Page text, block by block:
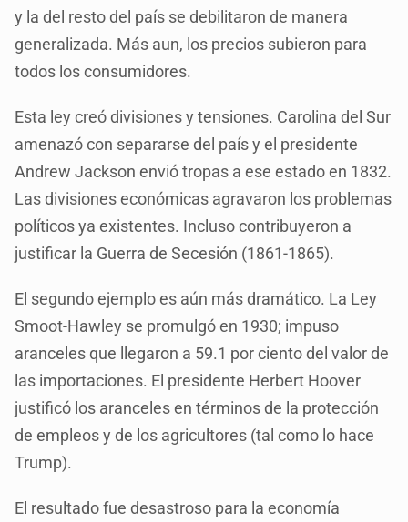
y la del resto del país se debilitaron de manera
generalizada. Más aun, los precios subieron para
todos los consumidores.
Esta ley creó divisiones y tensiones. Carolina del Sur
amenazó con separarse del país y el presidente
Andrew Jackson envió tropas a ese estado en 1832.
Las divisiones económicas agravaron los problemas
políticos ya existentes. Incluso contribuyeron a
justificar la Guerra de Secesión (1861-1865).
El segundo ejemplo es aún más dramático. La Ley
Smoot-Hawley se promulgó en 1930; impuso
aranceles que llegaron a 59.1 por ciento del valor de
las importaciones. El presidente Herbert Hoover
justificó los aranceles en términos de la protección
de empleos y de los agricultores (tal como lo hace
Trump).
El resultado fue desastroso para la economía